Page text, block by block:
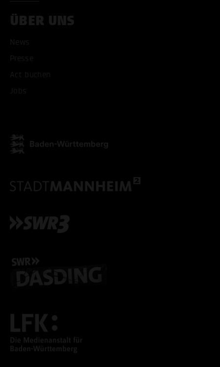
ALLE COOKIES
ÜBER UNS
News
Presse
Act buchen
Jobs